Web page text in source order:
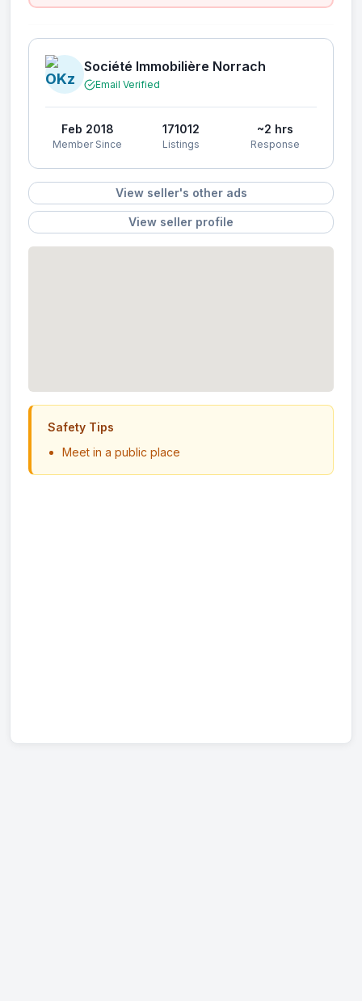
Société Immobilière Norrach
Email Verified
Feb 2018
Member Since
171012
Listings
~2 hrs
Response
View seller's other ads
View seller profile
Safety Tips
Meet in a public place
Never send money in advance